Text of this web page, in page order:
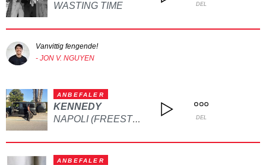
WASTING TIME
DEL
Vanvittig fengende!
- JON V. NGUYEN
ANBEFALER
KENNEDY
NAPOLI (FREESTYLE) DEL
ANBEFALER